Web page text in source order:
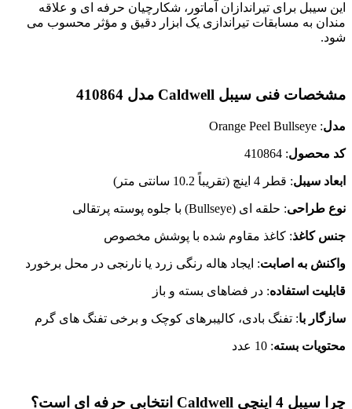
این سیبل برای تیراندازان آماتور، شکارچیان حرفه ای و علاقه
مندان به مسابقات تیراندازی یک ابزار دقیق و مؤثر محسوب می
شود.
مشخصات فنی سیبل مدل 410864
مدل: Orange Peel Bullseye
کد محصول: 410864
ابعاد سیبل: قطر 4 اینچ (تقریباً 10.2 سانتی متر)
نوع طراحی: حلقه ای (Bullseye) با جلوه پوسته پرتقالی
جنس کاغذ: کاغذ مقاوم شده با پوشش مخصوص
واکنش به اصابت: ایجاد هاله رنگی زرد یا نارنجی در محل برخورد
قابلیت استفاده: در فضاهای بسته و باز
سازگار با: تفنگ بادی، کالیبرهای کوچک و برخی تفنگ های گرم
محتویات بسته: 10 عدد
چرا سیبل 4 اینچی انتخابی حرفه ای است؟